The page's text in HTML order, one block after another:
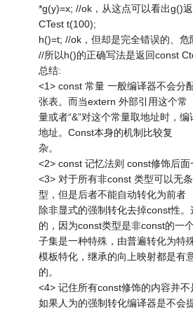
*g(y)=x; //ok，从这点可以看出g()
CTest t(100);
h()=t; //ok，但却是完全错误的、危
//所以h()的正确写法是返回const
总结:
<1> const 常量 一般编译器不会分
张表。而当extern 外部引用这个常
量或者“&”对这个常量取地址时，
地址。Const本身的机制比较复
杂。
<2> const 记忆法则 const修饰后面
<3> 对于所有非const 类型可以无
型，但是后者不能自动转化为前者
除非显式的强制转化去掉const性。
的，因为const类型是非const的一
子集是一种特殊，由普遍转化为特
模板特化，继承的向上映射都是有
的。
<4> 记住所有const修饰的内容并不
如果人为的强制转化编译器是不会